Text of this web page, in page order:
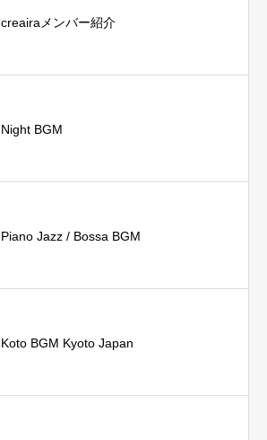
creairaメンバー紹介
Night BGM
Piano Jazz / Bossa BGM
Koto BGM Kyoto Japan